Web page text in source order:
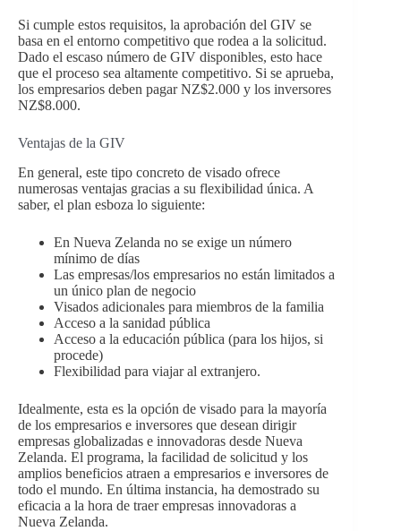
Si cumple estos requisitos, la aprobación del GIV se
basa en el entorno competitivo que rodea a la solicitud.
Dado el escaso número de GIV disponibles, esto hace
que el proceso sea altamente competitivo. Si se aprueba,
los empresarios deben pagar NZ$2.000 y los inversores
NZ$8.000.
Ventajas de la GIV
En general, este tipo concreto de visado ofrece
numerosas ventajas gracias a su flexibilidad única. A
saber, el plan esboza lo siguiente:
En Nueva Zelanda no se exige un número
mínimo de días
Las empresas/los empresarios no están limitados a
un único plan de negocio
Visados adicionales para miembros de la familia
Acceso a la sanidad pública
Acceso a la educación pública (para los hijos, si
procede)
Flexibilidad para viajar al extranjero.
Idealmente, esta es la opción de visado para la mayoría
de los empresarios e inversores que desean dirigir
empresas globalizadas e innovadoras desde Nueva
Zelanda. El programa, la facilidad de solicitud y los
amplios beneficios atraen a empresarios e inversores de
todo el mundo. En última instancia, ha demostrado su
eficacia a la hora de traer empresas innovadoras a
Nueva Zelanda.